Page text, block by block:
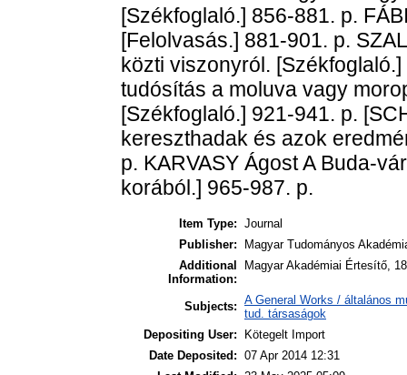
[Székfoglaló.] 856-881. p.
[Felolvasás.] 881-901. p.
közti viszonyról.
tudósítás a moluva vagy
[Székfoglaló.] 921-941. p.
kereszthadak és azok
p. KARVASY Ágost A Buda-
korából.] 965-987. p.
Item Type: Journal
Publisher:
Magyar Tudományos
Additional
Information:
Magyar Akadémiai Értesítő,
Subjects: A General Works / általános
tud. társaságok
Depositing User:
Kötegelt Import
Date Deposited: 07 Apr 2014 12:31